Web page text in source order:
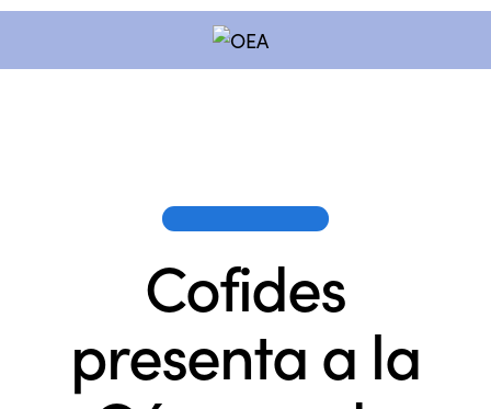
Cofides
presenta a la